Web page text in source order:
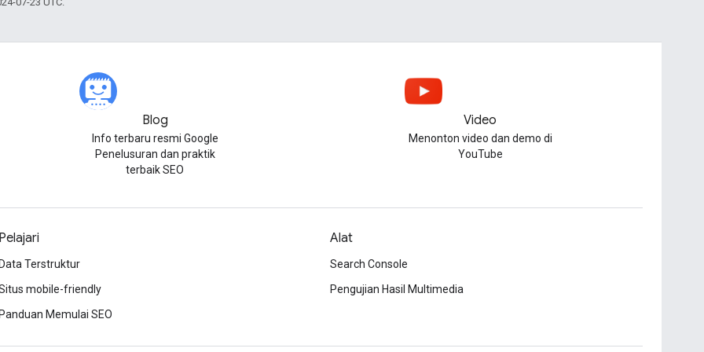
Blog
Info terbaru resmi Google
Penelusuran dan praktik
terbaik SEO
Video
Menonton video dan demo di
YouTube
Pelajari
Data Terstruktur
mobile-friendly
Panduan Memulai SEO
Alat
Search Console
Pengujian Hasil Multimedia